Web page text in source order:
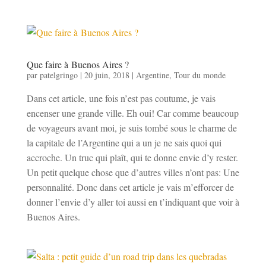
Que faire à Buenos Aires ?
par patelgringo| 20 juin, 2018| Argentine, Tour du monde
Dans cet article, une fois n’est pas coutume, je vais
encenser une grande ville. Eh oui! Car comme beaucoup
de voyageurs avant moi, je suis tombé sous le charme de
la capitale de l’Argentine qui a un je ne sais quoi qui
accroche. Un truc qui plaît, qui te donne envie d’y rester.
Un petit quelque chose que d’autres villes n’ont pas: Une
personnalité. Donc dans cet article je vais m’efforcer de
donner l’envie d’y aller toi aussi en t’indiquant que voir à
Buenos Aires.